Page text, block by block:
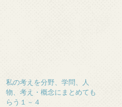
私の考えを分野、学問、人
物、考え・概念にまとめても
らう１－４